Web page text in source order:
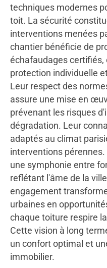
techniques modernes
toit. La sécurité
interventions menées
chantier bénéficie de
échafaudages certifiés,
protection individuelle
Leur respect des
assure une mise en
prévenant les risques
dégradation. Leur
adaptés au climat
interventions
une symphonie entre
reflétant l'âme de la
engagement
urbaines en
chaque toiture respire
Cette vision à long
un confort optimal et
immobilier.